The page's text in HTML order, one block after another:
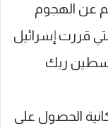
عن الهجوم
قررت إسرائيل
ريك
الحصول على